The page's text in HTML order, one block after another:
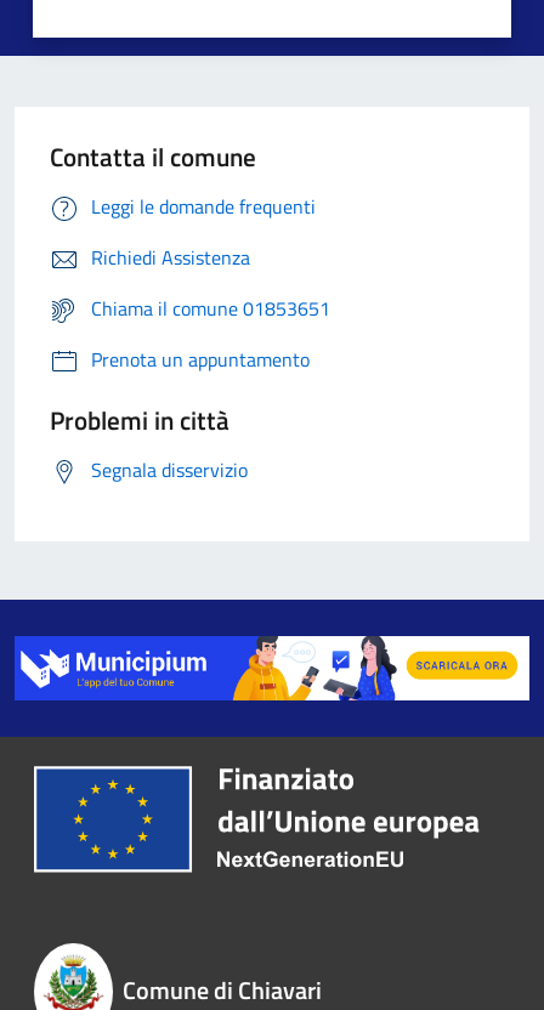
Contatta il comune
Leggi le domande frequenti
Richiedi Assistenza
Chiama il comune 01853651
Prenota un appuntamento
Problemi in città
Segnala disservizio
Comune di Chiavari